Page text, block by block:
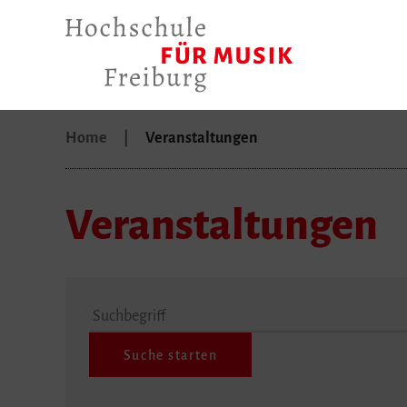
Home Veranstaltungen
Veranstaltungen
Suchbegriff